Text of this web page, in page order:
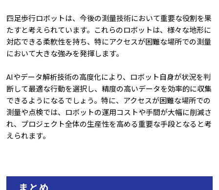
四足歩行ロボットは、今後の測量技術において重要な役割を果
たすと考えられています。これらのロボットは、様々な地形に
対応できる柔軟性を持ち、特にアクセスが困難な場所での測量
において大きな強みを発揮します。
AIやデータ解析技術の高度化により、ロボット自身が状況を判
断して最適な行動を選択し、精度の高いデータを効率的に収集
できるようになるでしょう。特に、アクセスが困難な場所での
測量や点検では、ロボットの運用コストや手間が大幅に削減さ
れ、プロジェクト全体の生産性を高める重要な手段となると考
えられます。